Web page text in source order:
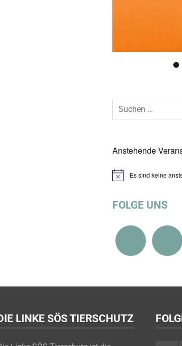
Suchen
Anstehende
HinweisEs sind keine
FOLGE UNS
LINKE SÖS TIERSCHUTZ